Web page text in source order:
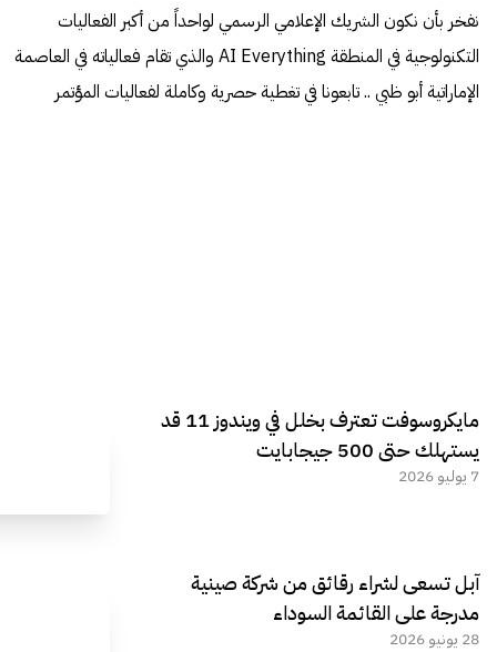
نفخر بأن نكون الشريك الإعلامي الرسمي لواحداً من أكبر الفعاليات
التكنولوجية في المنطقة AI Everything والذي تقام فعالياته في العاصمة
الإماراتية أبو ظبي .. تابعونا في تغطية حصرية وكاملة لفعاليات المؤتمر
مايكروسوفت تعترف بخلل في ويندوز 11 قد
يستهلك حتى 500 جيجابايت
7 يوليو 2026
آبل تسعى لشراء رقائق من شركة صينية
مدرجة على القائمة السوداء
28 يونيو 2026